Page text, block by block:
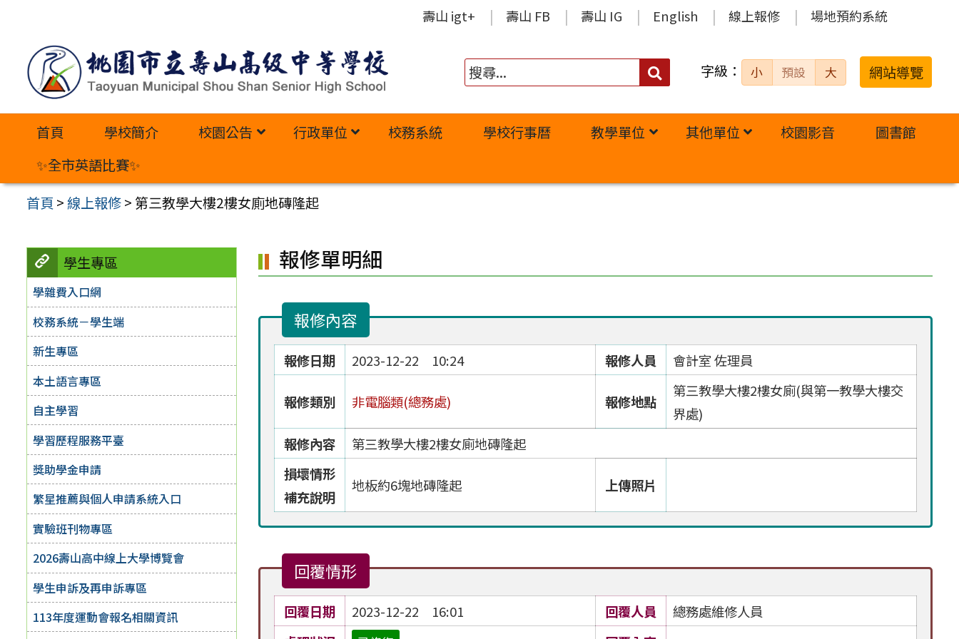
內
壽山 igt+ 壽山 FB 壽山 IG English 線上報修 場地預約系統
搜
字級： 小 預設 大 網站導覽
首頁 學校簡介 校園公告 行政單位 校務系統 學校行事曆 教學單位 其他單位 校園影音
圖書館
✨全市英語比賽✨
首頁 >線上報修> 第三教學大樓2樓女廁地磚隆起
學生專區
學雜費入口網
校務系統－學生端
新生專區
本土語言專區
自主學習
學習歷程服務平臺
獎助學金申請
繁星推薦與個人申請系統入口
實驗班刊物專區
2026壽山高中線上大學博覽會
學生申訴及再申訴專區
113年度運動會報名相關資訊
報修單明細
報修內容
報修日期 2023-12-22 10:24 報修人員 會計室 佐理員
報修類別 非電腦類(總務處) 報修地點
第三教學大樓2樓女廁(與第一教學大樓交
界處)
報修內容
第三教學大樓2樓女廁地磚隆起
損壞情形
補充說明
地板約6塊地磚隆起 上傳照片
回覆情形
回覆日期 2023-12-22 16:01 回覆人員
總務處維修人員